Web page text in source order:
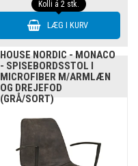
Kolli á 2 stk.
HOUSE NORDIC - MONACO
- SPISEBORDSSTOL I
MICROFIBER M/ARMLÆN
OG DREJEFOD
(GRÅ/SORT)